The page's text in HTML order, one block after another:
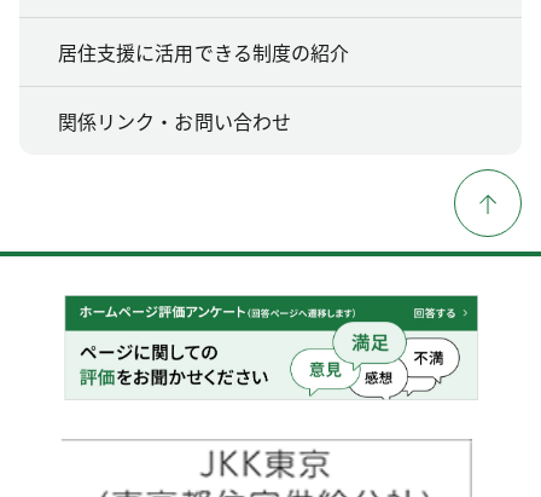
居住支援に活用できる制度の紹介
関係リンク・お問い合わせ